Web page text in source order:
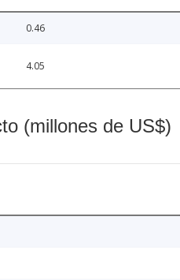
0.46
4.05
(millones de US$)